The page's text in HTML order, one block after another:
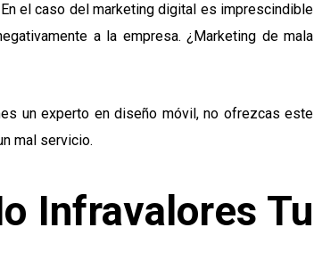
el caso del marketing digital es imprescindible
a la empresa. ¿Marketing de mala
un experto en diseño móvil, no ofrezcas este
mal servicio.
Infravalores Tu